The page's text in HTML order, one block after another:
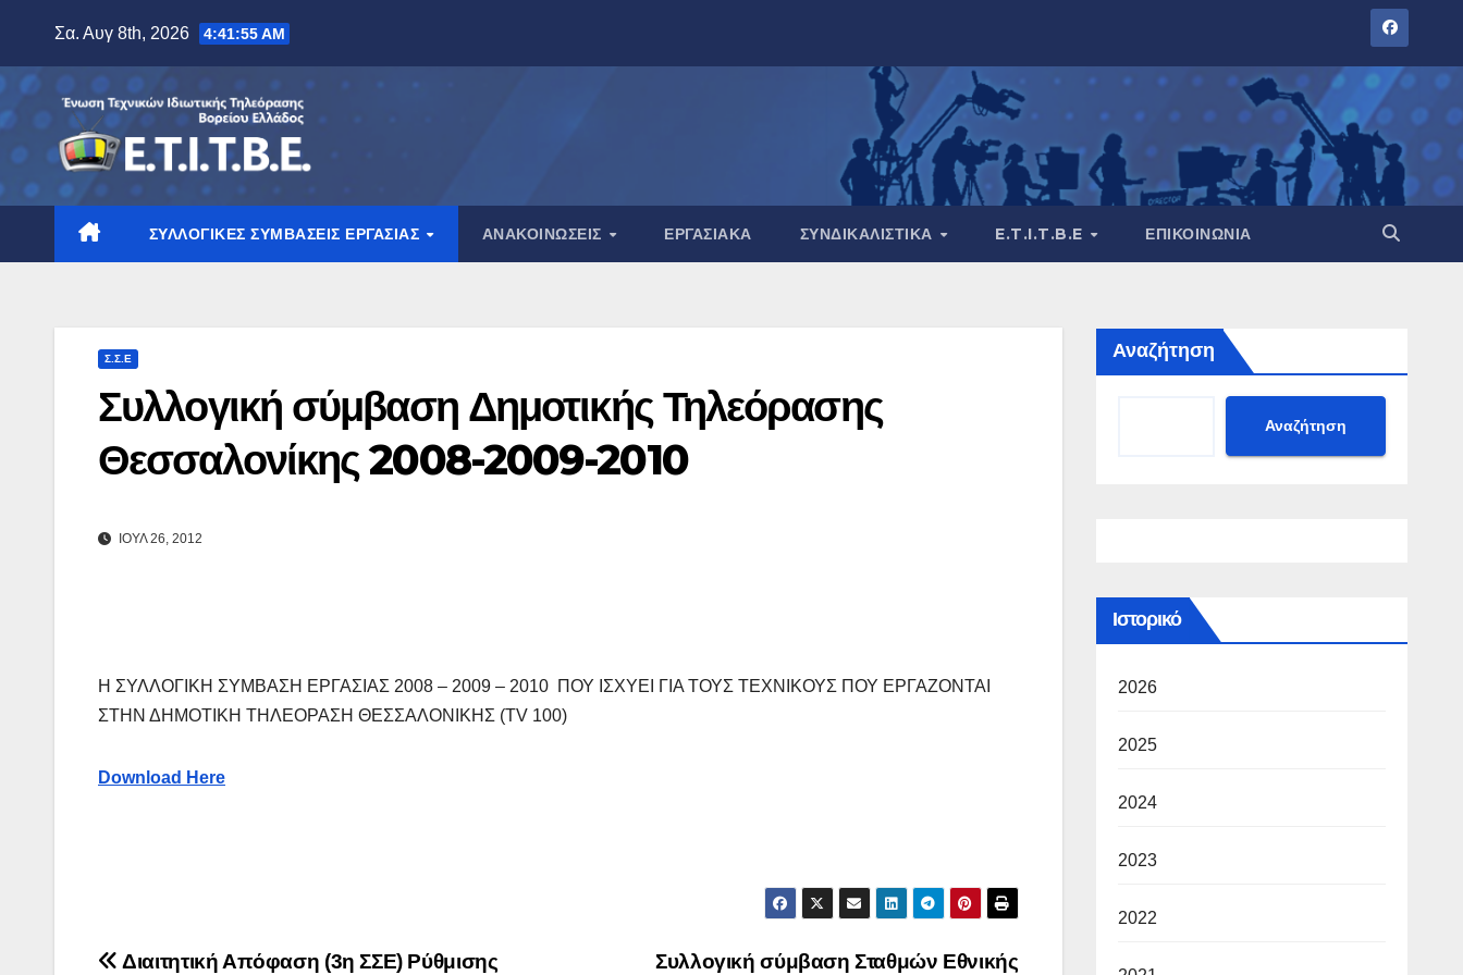
περιεχόμενο
Σα. Αυγ 8th, 2026 4:41:55 AM
ΣΥΛΛΟΓΙΚΈΣ ΣΥΜΒΆΣΕΙΣ ΕΡΓΑΣΊΑΣ ΑΝΑΚΟΙΝΏΣΕΙΣ ΕΡΓΑΣΙΑΚΆ ΣΥΝΔΙΚΑΛΙΣΤΙΚΆ E.T.I.T.B.E ΕΠΙΚΟΙΝΩΝΊΑ
Σ.Σ.Ε
Συλλογική σύμβαση Δημοτικής Τηλεόρασης
Θεσσαλονίκης 2008-2009-2010
ΙΟΎΛ 26, 2012
Η ΣΥΛΛΟΓΙΚΗ ΣΥΜΒΑΣΗ ΕΡΓΑΣΙΑΣ 2008 – 2009 – 2010 ΠΟΥ ΙΣΧΥΕΙ ΓΙΑ ΤΟΥΣ ΤΕΧΝΙΚΟΥΣ ΠΟΥ ΕΡΓΑΖΟΝΤΑΙ
ΣΤΗΝ ΔΗΜΟΤΙΚΗ ΤΗΛΕΟΡΑΣΗ ΘΕΣΣΑΛΟΝΙΚΗΣ (TV 100)
Download Here
Συλλογική σύμβαση Σταθμών Εθνικής
Διαιτητική Απόφαση (3η ΣΣΕ) Ρύθμισης
Αναζήτηση
Αναζήτηση
Ιστορικό
2026
2025
2024
2023
2022